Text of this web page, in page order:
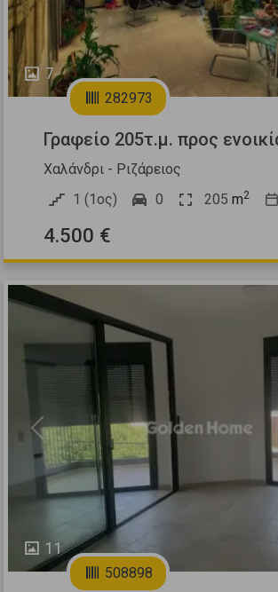
7
282973
Γραφείο 205τ.μ. προς
Χαλάνδρι - Ριζάρειος
1 (1ος)
0 205 m2
4.500 €
11
Previous
508898